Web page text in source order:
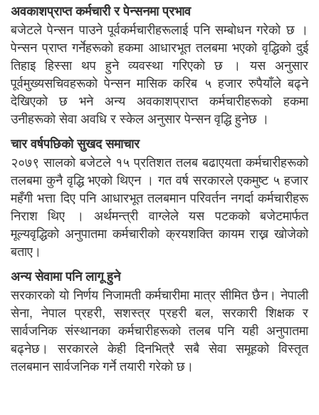
अवकाशप्राप्त कर्मचारी र पेन्सनमा प्रभाव
बजेटले पेन्सन पाउने पूर्वकर्मचारीहरूलाई पनि सम्बोधन गरेको छ ।
पेन्सन प्राप्त गर्नेहरूको हकमा आधारभूत तलबमा भएको वृद्धिको दुई
तिहाइ हिस्सा थप हुने व्यवस्था गरिएको छ । यस अनुसार
पूर्वमुख्यसचिवहरूको पेन्सन मासिक करिब ५ हजार रुपैयाँले बढ्ने
देखिएको छ भने अन्य अवकाशप्राप्त कर्मचारीहरूको हकमा
उनीहरूको सेवा अवधि र स्केल अनुसार पेन्सन वृद्धि हुनेछ ।
चार वर्षपछिको सुखद समाचार
२०७९ सालको बजेटले १५ प्रतिशत तलब बढाएयता कर्मचारीहरूको
तलबमा कुनै वृद्धि भएको थिएन । गत वर्ष सरकारले एकमुष्ट ५ हजार
महँगी भत्ता दिए पनि आधारभूत तलबमान परिवर्तन नगर्दा कर्मचारीहरू
निराश थिए । अर्थमन्त्री वाग्लेले यस पटकको बजेटमार्फत
मूल्यवृद्धिको अनुपातमा कर्मचारीको क्रयशक्ति कायम राख्न खोजेको
बताए।
अन्य सेवामा पनि लागू हुने
सरकारको यो निर्णय निजामती कर्मचारीमा मात्र सीमित छैन। नेपाली
सेना, नेपाल प्रहरी, सशस्त्र प्रहरी बल, सरकारी शिक्षक र
सार्वजनिक संस्थानका कर्मचारीहरूको तलब पनि यही अनुपातमा
बढ्नेछ। सरकारले केही दिनभित्रै सबै सेवा समूहको विस्तृत
तलबमान सार्वजनिक गर्ने तयारी गरेको छ।